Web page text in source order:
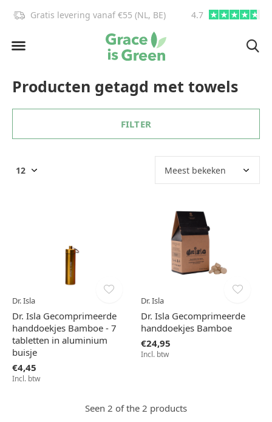
Gratis levering vanaf €55 (NL, BE) 4.7
Producten getagd met towels
FILTER
Dr. Isla
Dr. Isla Gecomprimeerde
handdoekjes Bamboe - 7
tabletten in aluminium
buisje
€4,45
Incl. btw
Dr. Isla
Dr. Isla Gecomprimeerde
handdoekjes Bamboe
€24,95
Incl. btw
Seen 2 of the 2 products